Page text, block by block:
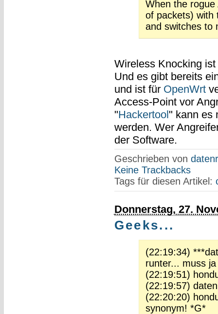
When the
of packets) with
and switches to
Wireless Knocking
Und es gibt bereits
und ist für OpenWrt
Access-Point vor
"Hackertool" kann es
werden. Wer
der Software.
Geschrieben von
Keine Trackbacks
Tags für diesen Artikel:
Donnerstag, 27.
Geeks...
(22:19:34)
runter... muss
(22:19:51)
(22:19:57)
(22:20:20)
synonym! *G*